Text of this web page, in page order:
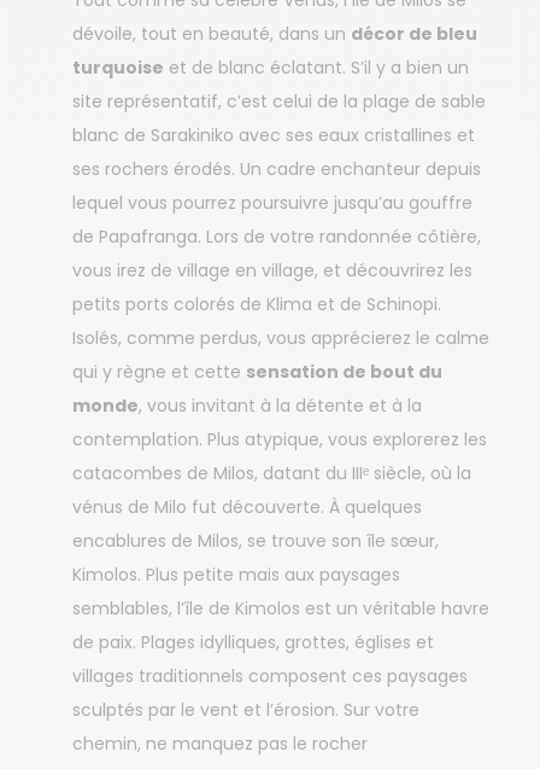
dévoile, tout en beauté, dans un décor de bleu
turquoise et de blanc éclatant. S’il y a bien un
site représentatif, c’est celui de la plage de sable
blanc de Sarakiniko avec ses eaux cristallines et
ses rochers érodés. Un cadre enchanteur depuis
lequel vous pourrez poursuivre jusqu’au gouffre
de Papafranga. Lors de votre randonnée côtière,
vous irez de village en village, et découvrirez les
petits ports colorés de Klima et de Schinopi.
Isolés, comme perdus, vous apprécierez le calme
qui y règne et cette sensation de bout du
monde, vous invitant à la détente et à la
contemplation. Plus atypique, vous explorerez les
catacombes de Milos, datant du IIIᵉ siècle, où la
vénus de Milo fut découverte. À quelques
encablures de Milos, se trouve son île sœur,
Kimolos. Plus petite mais aux paysages
semblables, l’île de Kimolos est un véritable havre
de paix. Plages idylliques, grottes, églises et
villages traditionnels composent ces paysages
sculptés par le vent et l’érosion. Sur votre
chemin, ne manquez pas le rocher